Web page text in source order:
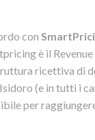
con
è il
ricettiva di
(e in tutti i
per